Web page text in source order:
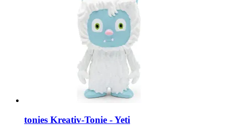
tonies Kreativ-​Tonie -​ Yeti